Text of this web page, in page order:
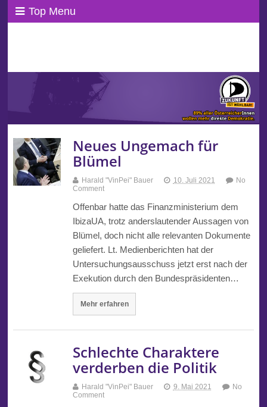
Top Menu
Neues Ungemach für
Blümel
Harald "VinPei" Bauer 10. Juli 2021
No
Comment
Offenbar hatte das Finanzministerium dem
IbizaUA, trotz anderslautender Aussagen von
Blümel, doch nicht alle relevanten Dokumente
geliefert. Lt. Medienberichten hat der
Untersuchungsausschuss jetzt erst nach der
Exekution durch den Bundespräsidenten…
Mehr erfahren
Schlechte Charaktere
verderben die Politik
Harald "VinPei" Bauer 9. Mai 2021
No
Comment